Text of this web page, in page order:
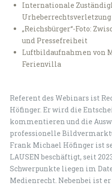
Internationale
Urheberrechtsverletzung
„Reichsbürger“-Foto:
und Pressefreiheit
Luftbildaufnahmen von
Ferienvilla
Referent des Webinars ist
Höfinger. Er wird die
kommentieren und die
professionelle
Frank Michael Höfinger ist
LAUSEN beschäftigt, seit
Schwerpunkte liegen im
Medienrecht. Nebenbei ist